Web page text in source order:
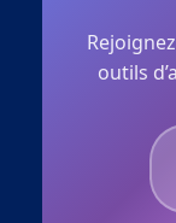
outils